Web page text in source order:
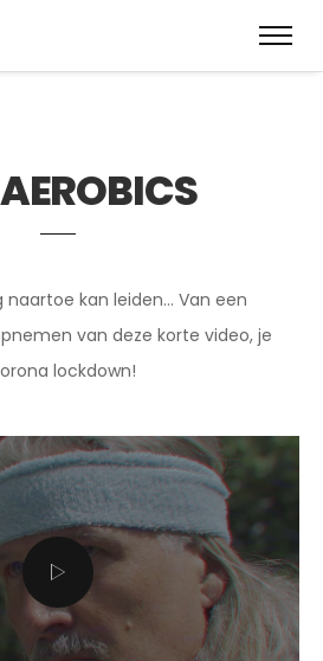
kan leiden… Van een
van deze korte video, je
lockdown!